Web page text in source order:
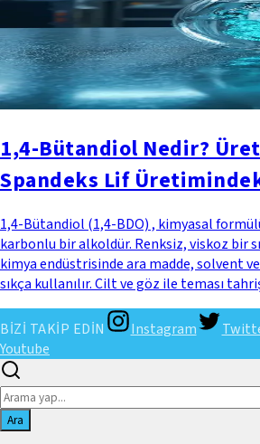
1,4-Bütandiol Nedir?
Spandeks Lif
1,4-Bütandiol (1,4-BDO) , kimyasal
karbonlu bir alkoldür. Renksiz, viskoz bir
kimya endüstrisinde ara madde, solvent
sıkça kullanılır. Cilt ve göz ile teması
BİZİ TAKİP EDİN Instagram
Youtube
Ara